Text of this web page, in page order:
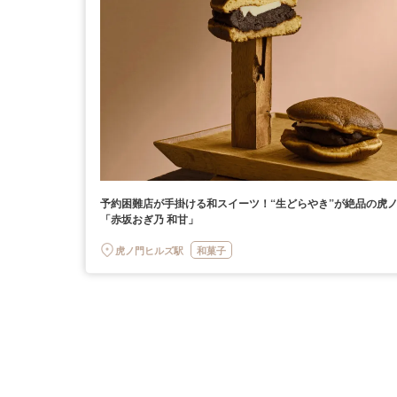
予約困難店が手掛ける和スイーツ！“生どらやき”が絶品の虎
「赤坂おぎ乃 和甘」
虎ノ門ヒルズ駅 和菓子